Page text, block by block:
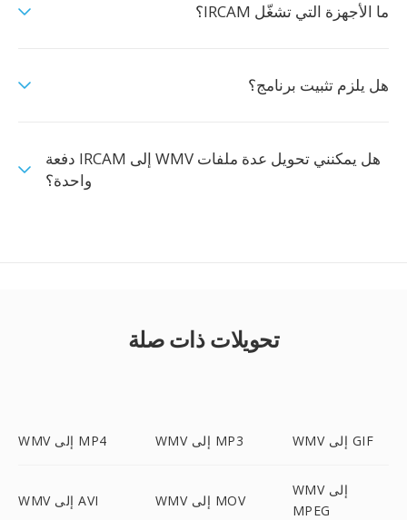
ما الأجهزة التي تشغّل IRCAM؟
هل يلزم تثبيت برنامج؟
هل يمكنني تحويل عدة ملفات WMV إلى IRCAM دفعة
واحدة؟
تحويلات ذات صلة
WMV إلى MP4 WMV إلى MP3 WMV إلى GIF
WMV إلى AVI WMV إلى MOV
WMV إلى
MPEG